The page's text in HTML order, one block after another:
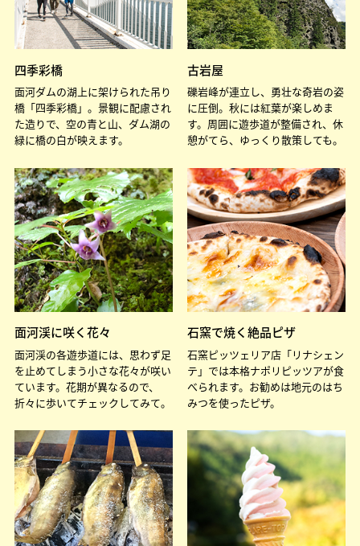
四季彩橋
面河ダムの湖上に架けられた吊り
橋「四季彩橋」。景観に配慮され
た造りで、空の青と山、ダム湖の
緑に橋の白が映えます。
古岩屋
礫岩峰が連立し、勇壮な奇岩の姿
に圧倒。秋には紅葉が楽しめま
す。周囲に遊歩道が整備され、休
憩がてら、ゆっくり散策しても。
面河渓に咲く花々
面河渓の各遊歩道には、思わず足
を止めてしまう小さな花々が咲い
ています。花期が異なるので、
折々に歩いてチェックしてみて。
石窯で焼く絶品ピザ
石窯ピッツェリア店「リナシェン
テ」では本格ナポリピッツアが食
べられます。お勧めは地元のはち
みつを使ったピザ。